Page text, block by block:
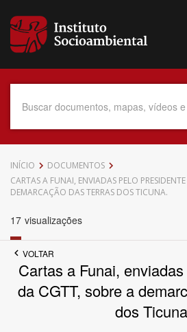
para
conteúdo
Data do Documento
INÍCIO
DOCUMENTOS
CARTAS A FUNAI, ENVIADAS PELO
DEMARCAÇÃO DAS TERRAS DOS TICUNA.
17 visualizações
VOLTAR
Cartas a Funai,
da CGTT, sobre a
dos